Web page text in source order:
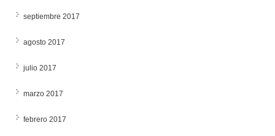
septiembre 2017
agosto 2017
julio 2017
marzo 2017
febrero 2017